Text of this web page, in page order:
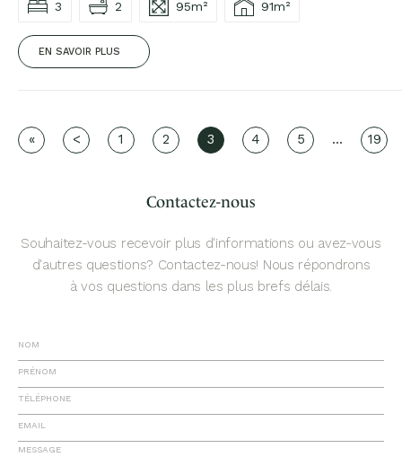
3 2 95m² 91m²
EN SAVOIR PLUS
« < 1 2 3 4 5 ... 19
Contactez-nous
Souhaitez-vous recevoir plus d'informations ou avez-vous
d'autres questions? Contactez-nous! Nous répondrons
à vos questions dans les plus brefs délais.